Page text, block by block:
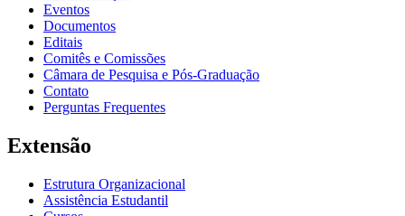
Eventos
Documentos
Editais
Comitês e Comissões
Câmara de Pesquisa e Pós-Graduação
Contato
Perguntas Frequentes
Extensão
Estrutura Organizacional
Assistência Estudantil